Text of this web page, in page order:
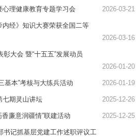
理健康教育专题学习会 2026-03-21
经》知识大赛荣获全国二等
2026-03-16
大会 暨“十五五”发展动员
2026-01-20
基本”考核与大练兵活动 2026-01-19
七期灵山讲坛 2025-12-26
香廉意润疆情”联建活动 2025-12-25
书记抓基层党建工作述职评议工